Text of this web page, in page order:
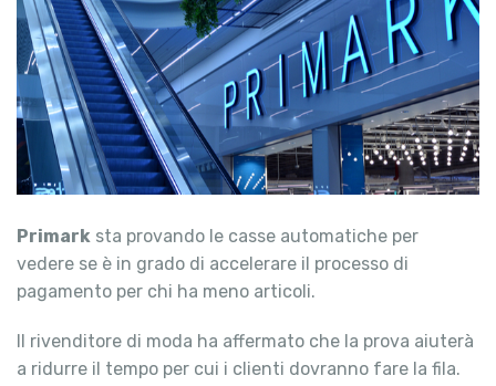
Primark sta provando le casse automatiche per
vedere se è in grado di accelerare il processo di
pagamento per chi ha meno articoli.
Il rivenditore di moda ha affermato che la prova aiuterà
a ridurre il tempo per cui i clienti dovranno fare la fila.